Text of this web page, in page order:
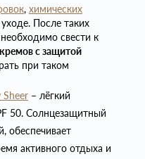
, химических
После таких
свести к
с защитой
при таком
Sheer – лёгкий
50. Солнцезащитный
обеспечивает
активного отдыха и